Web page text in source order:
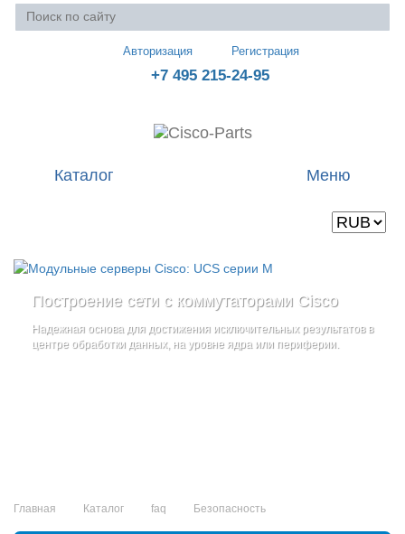
Авторизация Регистрация
+7 495 215-24-95
Меню
Каталог
Построение сети с коммутаторами Cisco
Надежная основа для достижения исключительных результатов в
центре обработки данных, на уровне ядра или периферии.
Стоечные серверы Cisco UCS серии C
Созданы для сокращения общей стоимости владенияи
повышение адаптивности Вашего бизнеса
дополнительные компоненты
Главная Каталог faq Безопасность